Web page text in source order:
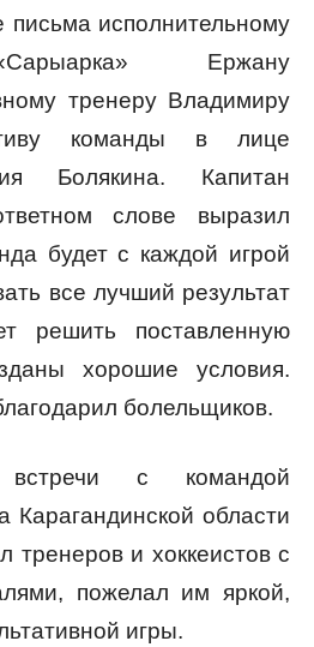
письма исполнительному
Ержану
тренеру Владимиру
команды в лице
Болякина. Капитан
слове выразил
будет с каждой игрой
все лучший результат
решить поставленную
хорошие условия.
болельщиков.
с командой
Карагандинской области
тренеров и хоккеистов с
пожелал им яркой,
игры.